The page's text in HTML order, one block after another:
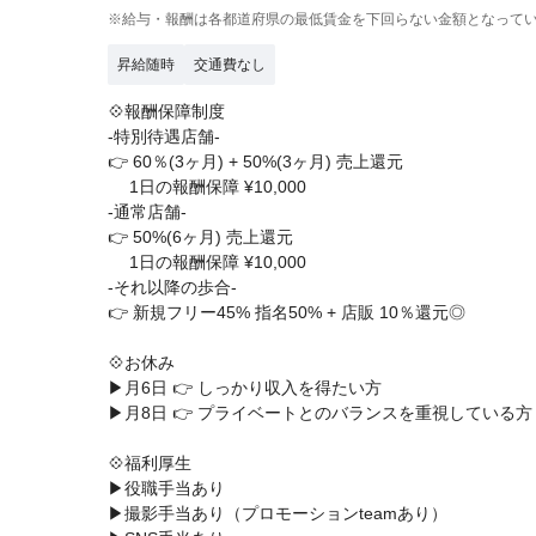
※給与・報酬は各都道府県の最低賃金を下回らない金額となって
昇給随時 交通費なし
💠報酬保障制度
-特別待遇店舗-
👉 60％(3ヶ月) + 50%(3ヶ月) 売上還元
1日の報酬保障 ¥10,000
-通常店舗-
👉 50%(6ヶ月) 売上還元
1日の報酬保障 ¥10,000
-それ以降の歩合-
👉 新規フリー45% 指名50% + 店販 10％還元◎
💠お休み
▶月6日 👉 しっかり収入を得たい方
▶月8日 👉 プライベートとのバランスを重視している方
💠福利厚生
▶役職手当あり
▶撮影手当あり（プロモーションteamあり）